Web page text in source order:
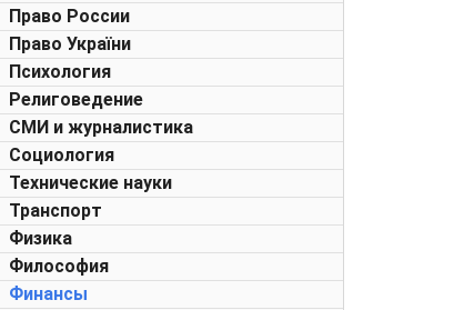
Право России
Право України
Психология
Религоведение
СМИ и журналистика
Социология
Технические науки
Транспорт
Физика
Философия
Финансы